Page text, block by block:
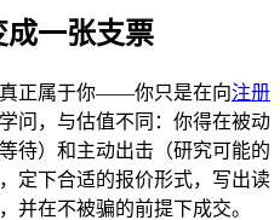
成一张支票
正属于你——你只是在向注册
问，与估值不同：你得在被动
待）和主动出击（研究可能的
定下合适的报价形式，写出读
并在不被骗的前提下成交。